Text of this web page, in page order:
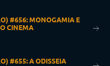
#656: MONOGAMIA E
CINEMA
#655: A ODISSEIA